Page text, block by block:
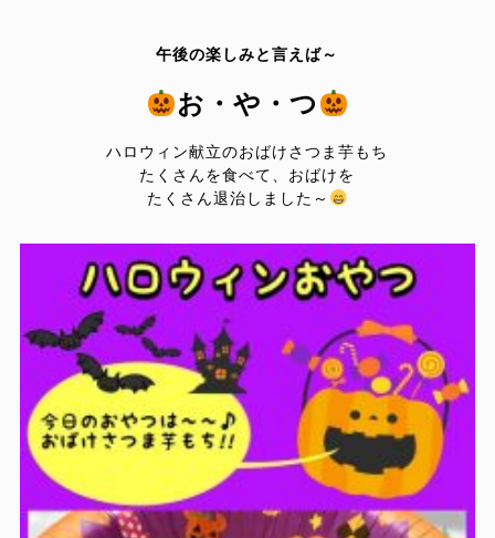
午後の楽しみと言えば～
お・や・つ
ハロウィン献立のおばけさつま芋もち
たくさんを食べて、おばけを
たくさん退治しました～